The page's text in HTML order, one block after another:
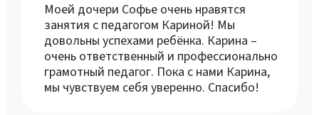
Моей дочери Софье очень нравятся
занятия с педагогом Кариной! Мы
довольны успехами ребёнка. Карина –
очень ответственный и профессионально
грамотный педагог. Пока с нами Карина,
мы чувствуем себя уверенно. Спасибо!